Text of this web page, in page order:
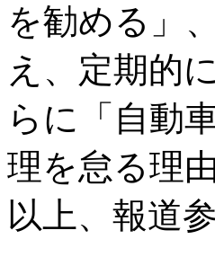
を勧める」
え、定期的
らに「自動
理を怠る理
以上、報道